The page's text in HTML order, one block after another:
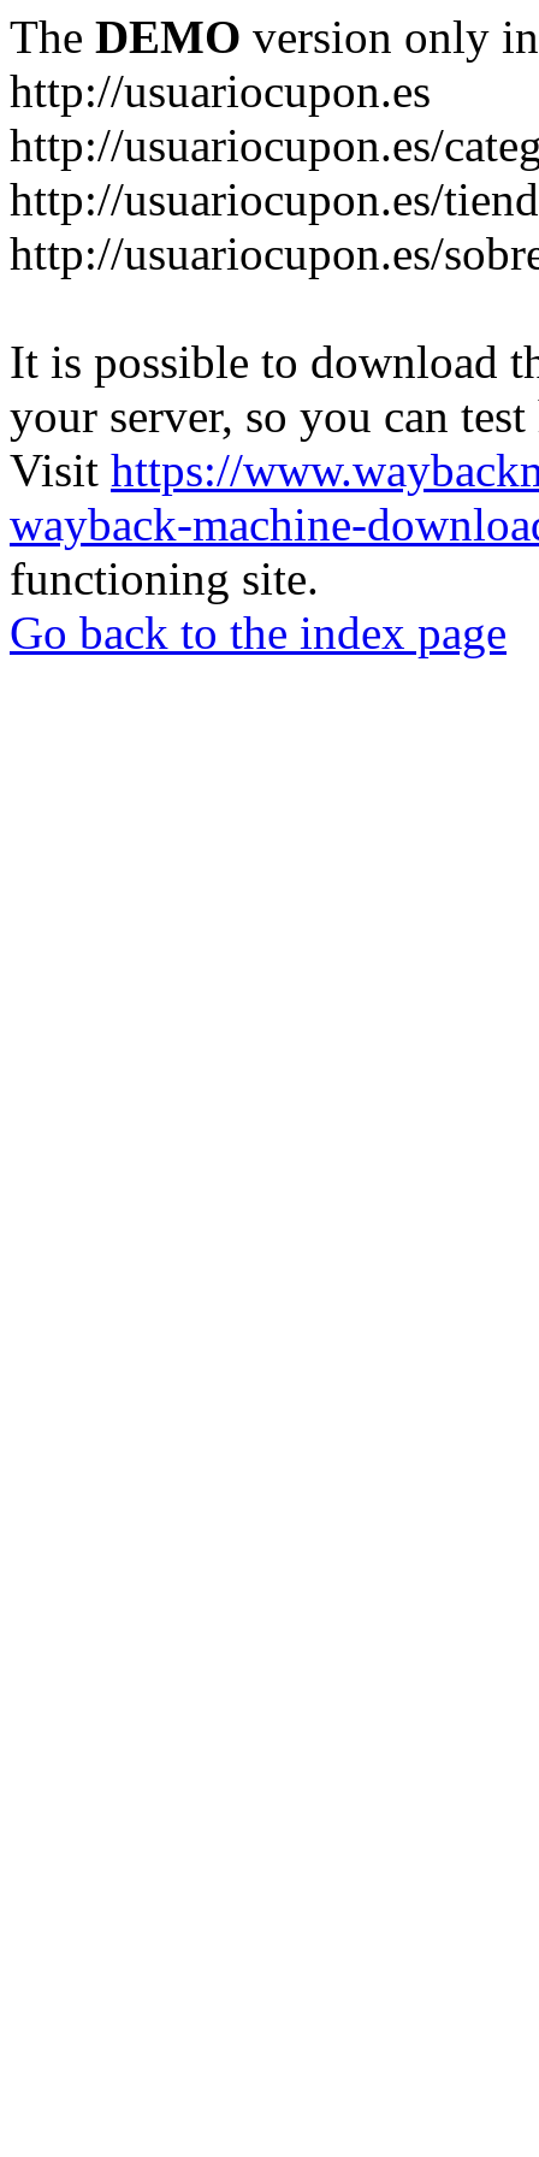
The DEMO version only
http://usuariocupon.es
http://usuariocupon.es/
http://usuariocupon.es/
http://usuariocupon.es/
It is possible to download
your server, so you can
Visit https://
wayback-machine-
functioning site.
Go back to the index page